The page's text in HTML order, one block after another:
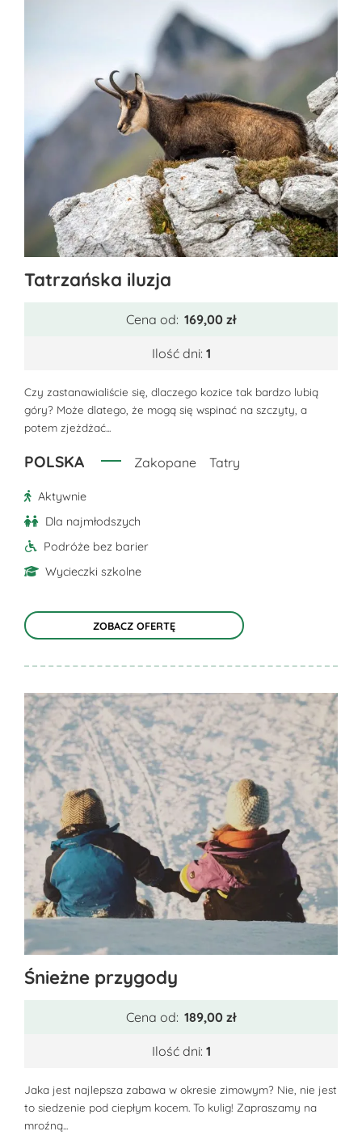
produkt
można
wybrać
na
stronie
Tatrzańska iluzja
Cena od: 169,00 zł
Ilość dni: 1
Czy zastanawialiście się, dlaczego kozice tak bardzo lubią
góry? Może dlatego, że mogą się wspinać na szczyty, a
potem zjeżdżać...
POLSKA Zakopane Tatry
Aktywnie
Dla najmłodszych
Podróże bez barier
Wycieczki szkolne
ZOBACZ OFERTĘ
Ten
produkt
można
wybrać
na
Śnieżne przygody
Cena od: 189,00 zł
Ilość dni: 1
Jaka jest najlepsza zabawa w okresie zimowym? Nie, nie jest
to siedzenie pod ciepłym kocem. To kulig! Zapraszamy na
mroźną...